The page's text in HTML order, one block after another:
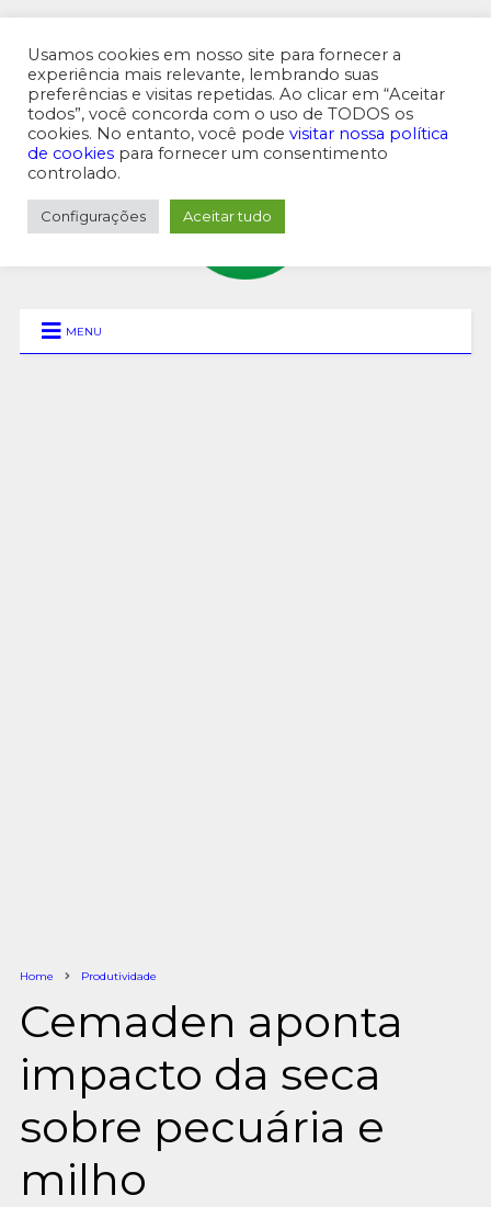
MENU SUPERIOR
MENU
Home Produtividade
Cemaden aponta
impacto da seca
sobre pecuária e
milho
Usamos cookies em nosso site para fornecer a
experiência mais relevante, lembrando suas
preferências e visitas repetidas. Ao clicar em “Aceitar
todos”, você concorda com o uso de TODOS os
cookies. No entanto, você pode visitar nossa política
de cookies para fornecer um consentimento
controlado.
Configurações Aceitar tudo